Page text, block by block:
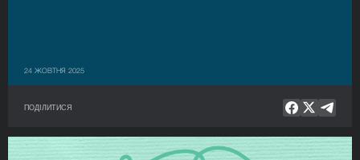
24 ЖОВТНЯ 2025
ПОДІЛИТИСЯ